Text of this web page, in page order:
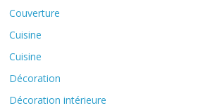
Couverture
Cuisine
Cuisine
Décoration
Décoration intérieure